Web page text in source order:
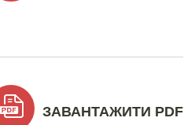
ЗАВАНТАЖИТИ PDF